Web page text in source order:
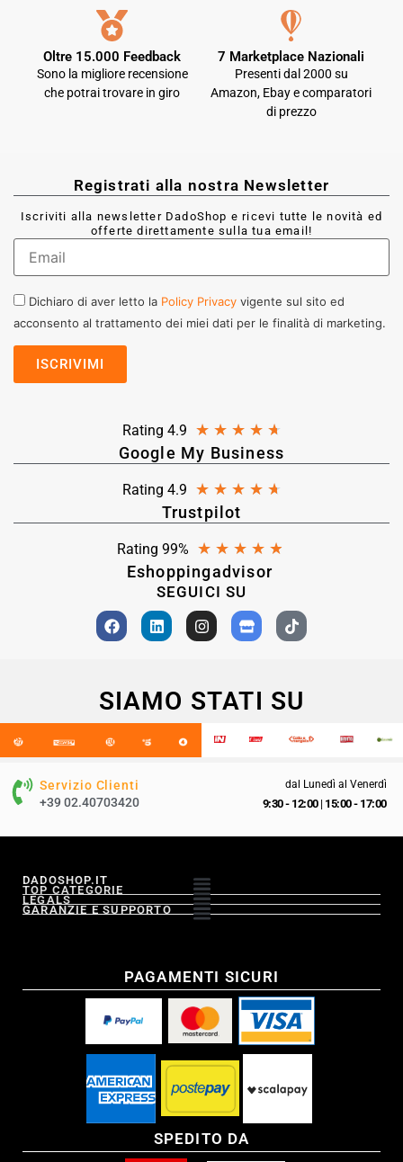
Oltre 15.000 Feedback
Sono la migliore recensione
che potrai trovare in giro
7 Marketplace Nazionali
Presenti dal 2000 su
Amazon, Ebay e comparatori
di prezzo
Registrati alla nostra Newsletter
Iscriviti alla newsletter DadoShop e ricevi tutte le novità ed
offerte direttamente sulla tua email!
Dichiaro di aver letto la Policy Privacy vigente sul sito ed
acconsento al trattamento dei miei dati per le finalità di marketing.
Rating 4.9 ★ ★ ★ ★ ★
Google My Business
Rating 4.9 ★ ★ ★ ★ ★
Trustpilot
Rating 99% ★ ★ ★ ★ ★
Eshoppingadvisor
SEGUICI SU
SIAMO STATI SU
Servizio Clienti
+39 02.40703420
dal Lunedì al Venerdì
9:30 - 12:00| 15:00 - 17:00
DADOSHOP.IT
TOP CATEGORIE
LEGALS
GARANZIE E SUPPORTO
PAGAMENTI SICURI
SPEDITO DA